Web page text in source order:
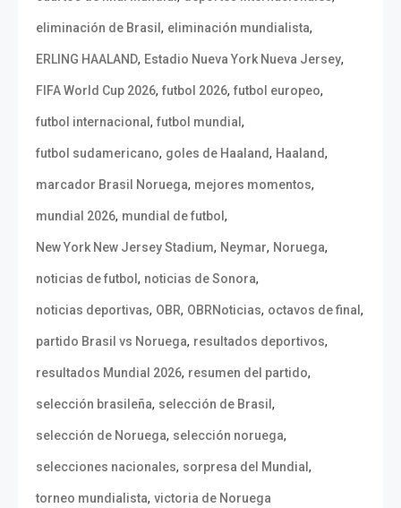
eliminación de Brasil , eliminación mundialista,
ERLING HAALAND, Estadio Nueva York Nueva Jersey,
FIFA World Cup 2026, futbol 2026, futbol europeo,
futbol internacional , futbol mundial ,
futbol sudamericano, goles de Haaland, Haaland,
marcador Brasil Noruega, mejores momentos,
mundial 2026, mundial de futbol ,
New York New Jersey Stadium, Neymar, Noruega,
noticias de futbol , noticias de Sonora,
noticias deportivas, OBR, OBRNoticias, octavos de final ,
partido Brasil vs Noruega, resultados deportivos,
resultados Mundial 2026, resumen del partido,
selección brasileña, selección de Brasil ,
selección de Noruega, selección noruega,
selecciones nacionales, sorpresa del Mundial ,
torneo mundialista, victoria de Noruega